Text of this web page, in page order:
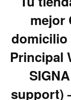
mejor
domicilio
Principal
support)